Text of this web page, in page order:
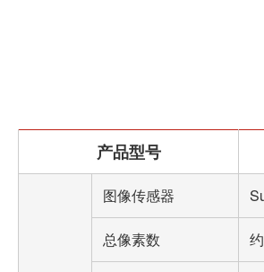
产品型号
图像传感器
总像素数